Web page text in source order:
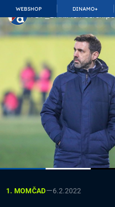
WEBSHOP DINAMO+
1. MOMČAD—6.2.2022